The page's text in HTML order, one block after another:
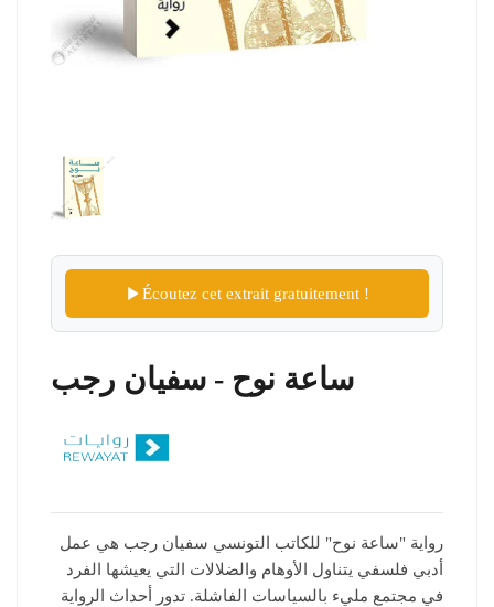
Écoutez cet extrait gratuitement !
ساعة نوح - سفيان رجب
رواية "ساعة نوح" للكاتب التونسي سفيان رجب هي عمل
أدبي فلسفي يتناول الأوهام والضلالات التي يعيشها الفرد
في مجتمع مليء بالسياسات الفاشلة. تدور أحداث الرواية